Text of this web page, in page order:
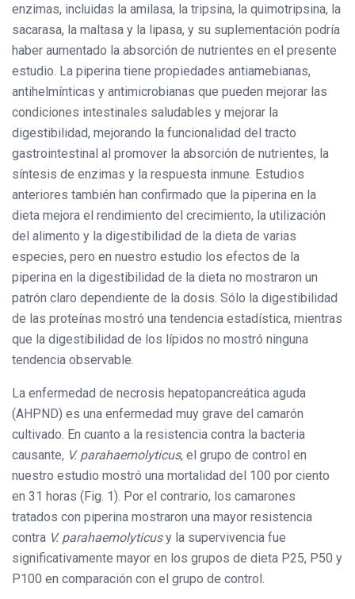
enzimas, incluidas la amilasa, la tripsina, la quimotripsina, la
sacarasa, la maltasa y la lipasa, y su suplementación podría
haber aumentado la absorción de nutrientes en el presente
estudio. La piperina tiene propiedades antiamebianas,
antihelmínticas y antimicrobianas que pueden mejorar las
condiciones intestinales saludables y mejorar la
digestibilidad, mejorando la funcionalidad del tracto
gastrointestinal al promover la absorción de nutrientes, la
síntesis de enzimas y la respuesta inmune. Estudios
anteriores también han confirmado que la piperina en la
dieta mejora el rendimiento del crecimiento, la utilización
del alimento y la digestibilidad de la dieta de varias
especies, pero en nuestro estudio los efectos de la
piperina en la digestibilidad de la dieta no mostraron un
patrón claro dependiente de la dosis. Sólo la digestibilidad
de las proteínas mostró una tendencia estadística, mientras
que la digestibilidad de los lípidos no mostró ninguna
tendencia observable.
La enfermedad de necrosis hepatopancreática aguda
(AHPND) es una enfermedad muy grave del camarón
cultivado. En cuanto a la resistencia contra la bacteria
causante, V. parahaemolyticus, el grupo de control en
nuestro estudio mostró una mortalidad del 100 por ciento
en 31 horas (Fig. 1). Por el contrario, los camarones
tratados con piperina mostraron una mayor resistencia
contra V. parahaemolyticusy la supervivencia fue
significativamente mayor en los grupos de dieta P25, P50 y
P100 en comparación con el grupo de control.